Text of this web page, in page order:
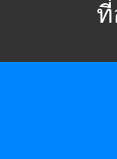
ที่